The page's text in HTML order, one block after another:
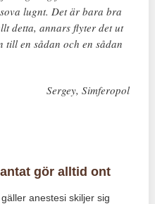
lugnt. Det är bara bra
detta, annars flyter det ut
till en sådan och en sådan
Sergey, Simferopol
gör alltid ont
anestesi skiljer sig